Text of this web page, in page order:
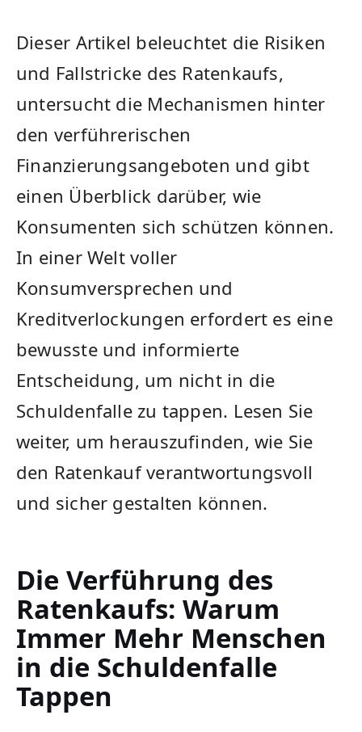
Dieser Artikel beleuchtet die Risiken
und Fallstricke des Ratenkaufs,
untersucht die Mechanismen hinter
den verführerischen
Finanzierungsangeboten und gibt
einen Überblick darüber, wie
Konsumenten sich schützen können.
In einer Welt voller
Konsumversprechen und
Kreditverlockungen erfordert es eine
bewusste und informierte
Entscheidung, um nicht in die
Schuldenfalle zu tappen. Lesen Sie
weiter, um herauszufinden, wie Sie
den Ratenkauf verantwortungsvoll
und sicher gestalten können.
Die Verführung des
Ratenkaufs: Warum
Immer Mehr Menschen
in die Schuldenfalle
Tappen